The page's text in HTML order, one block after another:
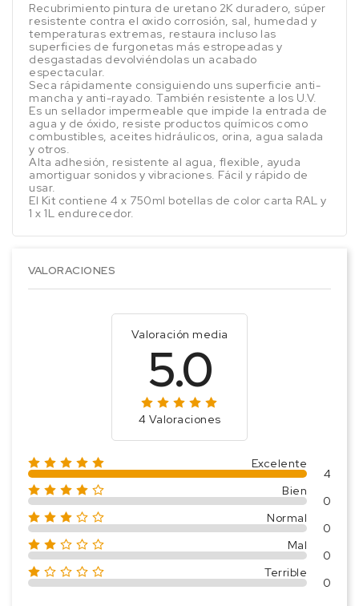
Recubrimiento pintura de uretano 2K duradero, súper
resistente contra el oxido corrosión, sal, humedad y
temperaturas extremas, restaura incluso las
superficies de furgonetas más estropeadas y
desgastadas devolviéndolas un acabado
espectacular.
Seca rápidamente consiguiendo uns superficie anti-
mancha y anti-rayado. También resistente a los U.V.
Es un sellador impermeable que impide la entrada de
agua y de óxido, resiste productos químicos como
combustibles, aceites hidráulicos, orina, agua salada
y otros.
Alta adhesión, resistente al agua, flexible, ayuda
amortiguar sonidos y vibraciones. Fácil y rápido de
usar.
El Kit contiene 4 x 750ml botellas de color carta RAL y
1 x 1L endurecedor.
VALORACIONES
Valoración media
5.0
4 Valoraciones
Excelente
4
Bien
0
Normal
0
Mal
0
Terrible
0